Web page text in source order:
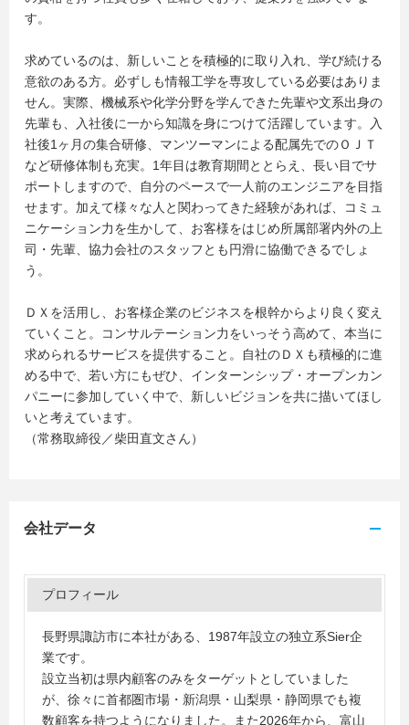
す。
求めているのは、新しいことを積極的に取り入れ、学び続ける
意欲のある方。必ずしも情報工学を専攻している必要はありま
せん。実際、機械系や化学分野を学んできた先輩や文系出身の
先輩も、入社後に一から知識を身につけて活躍しています。入
社後1ヶ月の集合研修、マンツーマンによる配属先でのＯＪＴ
など研修体制も充実。1年目は教育期間ととらえ、長い目でサ
ポートしますので、自分のペースで一人前のエンジニアを目指
せます。加えて様々な人と関わってきた経験があれば、コミュ
ニケーション力を生かして、お客様をはじめ所属部署内外の上
司・先輩、協力会社のスタッフとも円滑に協働できるでしょ
う。
ＤＸを活用し、お客様企業のビジネスを根幹からより良く変え
ていくこと。コンサルテーション力をいっそう高めて、本当に
求められるサービスを提供すること。自社のＤＸも積極的に進
める中で、若い方にもぜひ、インターンシップ・オープンカン
パニーに参加していく中で、新しいビジョンを共に描いてほし
いと考えています。
（常務取締役／柴田直文さん）
会社データ
プロフィール
長野県諏訪市に本社がある、1987年設立の独立系Sier企
業です。
設立当初は県内顧客のみをターゲットとしていました
が、徐々に首都圏市場・新潟県・山梨県・静岡県でも複
数顧客を持つようになりました。また2026年から、富山